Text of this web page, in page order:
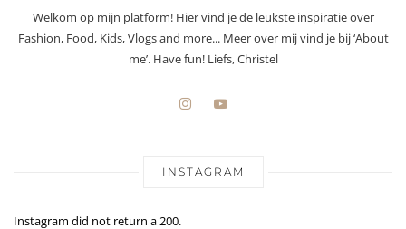
Welkom op mijn platform! Hier vind je de leukste inspiratie over
Fashion, Food, Kids, Vlogs and more... Meer over mij vind je bij ‘About
me’. Have fun! Liefs, Christel
INSTAGRAM
Instagram did not return a 200.